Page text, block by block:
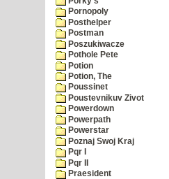
Pornopoly
Posthelper
Postman
Poszukiwacze
Pothole Pete
Potion
Potion, The
Poussinet
Poustevnikuv Zivot
Powerdown
Powerpath
Powerstar
Poznaj Swoj Kraj
Pqr I
Pqr II
Praesident